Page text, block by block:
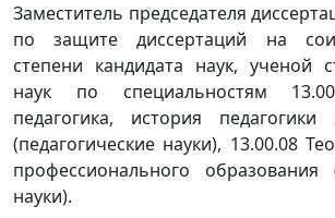
Заместитель председателя
по защите диссертаций на
степени кандидата наук, ученой
наук по специальностям
педагогика, история
(педагогические науки), 13.00.08
профессионального образования
науки).